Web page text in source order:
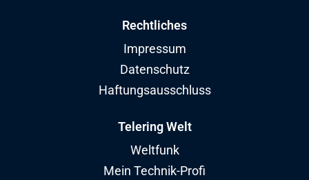
Rechtliches
Impressum
Datenschutz
Haftungsausschluss
Telering Welt
Weltfunk
Mein Technik-Profi